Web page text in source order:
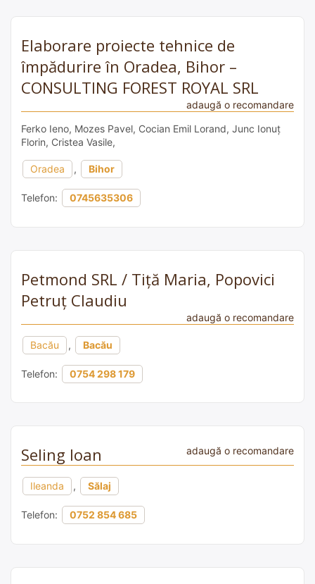
Elaborare proiecte tehnice de
împădurire în Oradea, Bihor –
CONSULTING FOREST ROYAL SRL
adaugă o recomandare
Ferko Ieno, Mozes Pavel, Cocian Emil Lorand, Junc Ionuț
Florin, Cristea Vasile,
Oradea , Bihor
Telefon: 0745635306
Petmond SRL / Tiță Maria, Popovici
Petruț Claudiu
adaugă o recomandare
Bacău , Bacău
Telefon: 0754 298 179
Seling Ioan adaugă o recomandare
Ileanda , Sălaj
Telefon: 0752 854 685